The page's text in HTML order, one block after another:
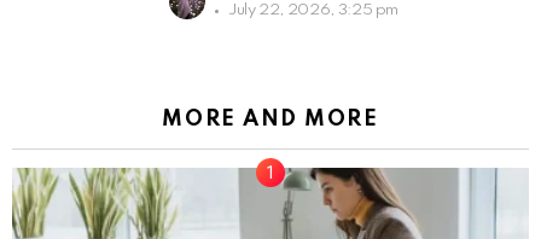
July 22, 2026, 3:25 pm
MORE AND MORE